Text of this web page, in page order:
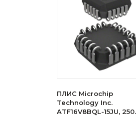
ПЛИС Microchip
Technology Inc.
ATF16V8BQL-15JU, 250